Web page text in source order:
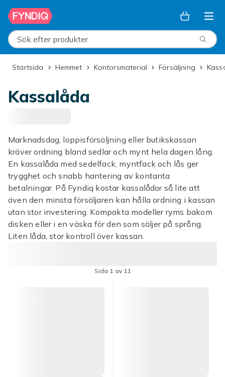
Hoppa till huvudinnehållet
Sök efter produkter
Startsida Hemmet Kontorsmaterial Försäljning
Kassalåda
Marknadsdag, loppisförsäljning eller butikskassan
kräver ordning bland sedlar och mynt hela dagen lång.
En kassalåda med sedelfack, myntfack och lås ger
trygghet och snabb hantering av kontanta
betalningar. På Fyndiq kostar kassalådor så lite att
även den minsta försäljaren kan hålla ordning i kassan
utan stor investering. Kompakta modeller ryms bakom
disken eller i en väska för den som säljer på språng.
Liten låda, stor kontroll över kassan.
Sida 1 av 11